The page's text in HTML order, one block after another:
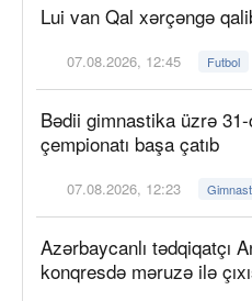
Lui van Qal xərçəngə
07.08.2026, 12:45 Futbol
Bədii gimnastika üzrə
çempionatı başa çatıb
07.08.2026, 12:23
Azərbaycanlı tədqiqatçı
konqresdə məruzə ilə